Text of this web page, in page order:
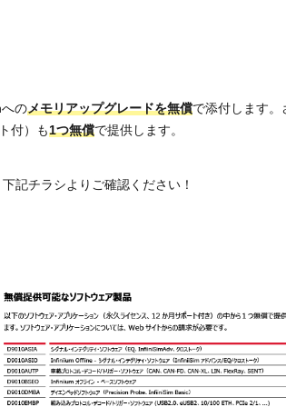
のメモリアップグレードを無償で添付します。
付）も1つ無償で提供します。
記チラシよりご確認ください！